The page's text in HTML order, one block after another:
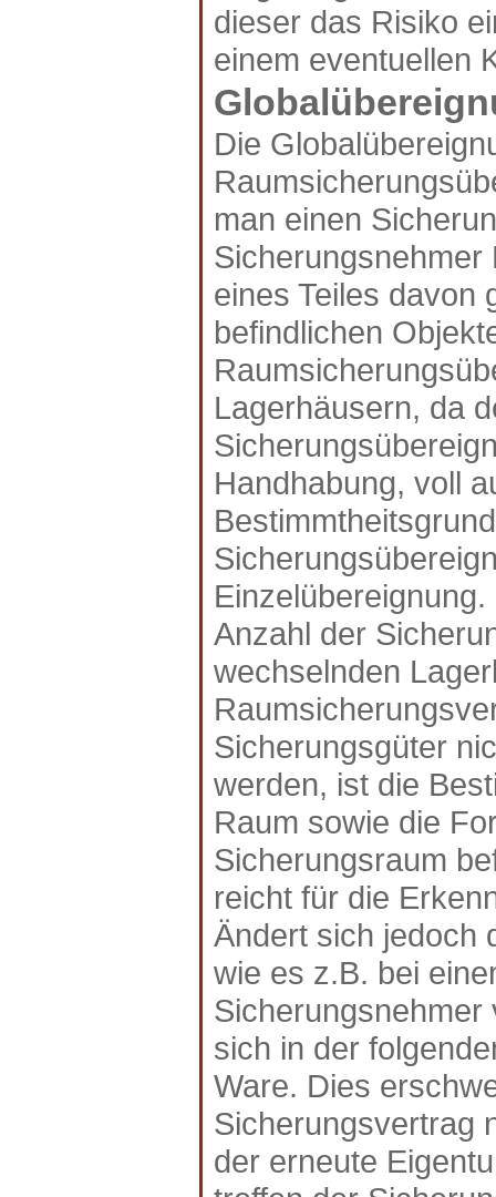
dieser das Risiko
einem eventuellen
Die
man einen
Sicherungsnehmer
eines Teiles davon
befindlichen
Lagerhäusern, da
Handhabung, voll
Anzahl der
wechselnden
Sicherungsgüter
werden, ist die
Raum sowie die
Sicherungsraum
reicht für die
Ändert sich jedoch
wie es z.B. bei
Sicherungsnehmer
sich in der
Ware. Dies
Sicherungsvertrag
der erneute